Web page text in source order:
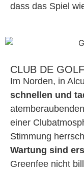
dass das Spiel
CLUB DE
Im Norden, in
schnellen und
einer
Stimmung
Wartung sind
Greenfee nicht